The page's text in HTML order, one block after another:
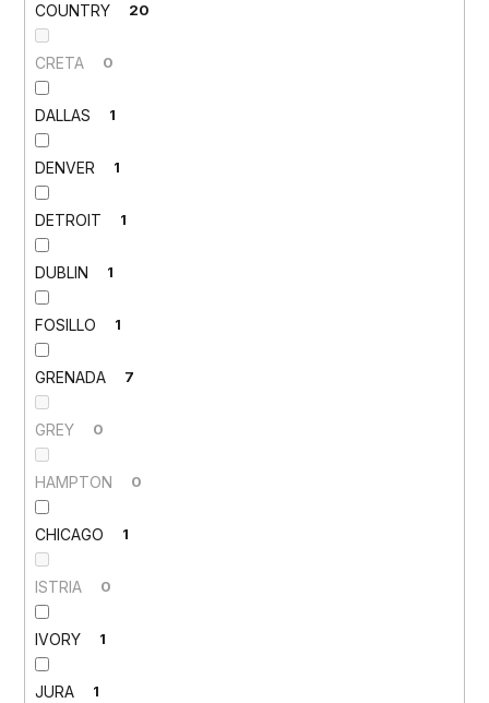
COUNTRY 20
CRETA 0
DALLAS 1
DENVER 1
DETROIT 1
DUBLIN 1
FOSILLO 1
GRENADA 7
GREY 0
HAMPTON 0
CHICAGO 1
ISTRIA 0
IVORY 1
JURA 1